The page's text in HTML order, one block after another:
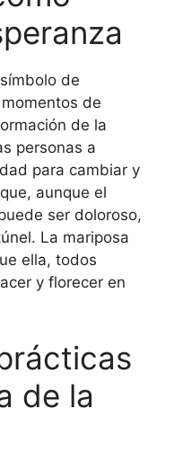
de
de
de la
personas a
para cambiar y
aunque el
ser doloroso,
La mariposa
ella, todos
y florecer en
de la